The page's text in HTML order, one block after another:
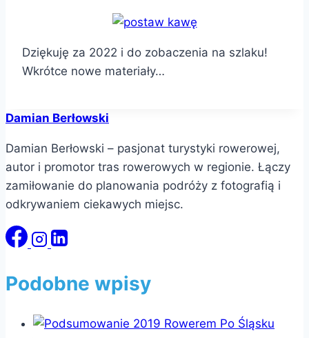
Dziękuję za 2022 i do zobaczenia na szlaku!
Wkrótce nowe materiały…
Damian Berłowski
Damian Berłowski – pasjonat turystyki rowerowej,
autor i promotor tras rowerowych w regionie. Łączy
zamiłowanie do planowania podróży z fotografią i
odkrywaniem ciekawych miejsc.
Podobne wpisy